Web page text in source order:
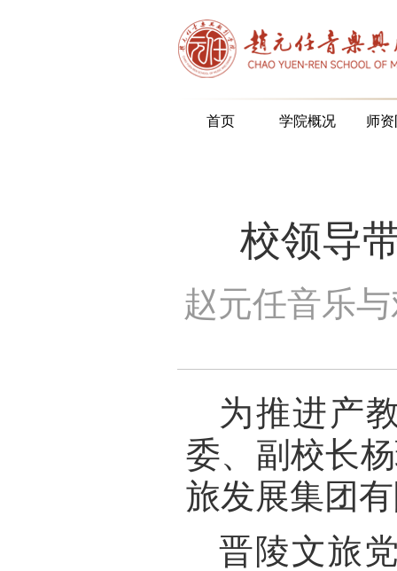
首页 学院概况 师
校领导
赵元任音乐
为推进产
委、 副校长
旅发展集团
晋陵文旅